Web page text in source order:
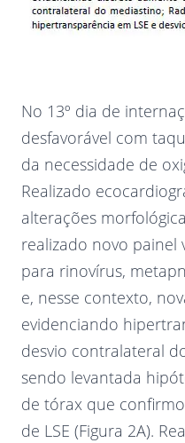
No 13º dia de
desfavorável com
da necessidade de
Realizado
alterações
realizado novo painel
para rinovírus,
e, nesse contexto,
evidenciando
desvio contralateral
sendo levantada
de tórax que
de LSE (Figura 2A).